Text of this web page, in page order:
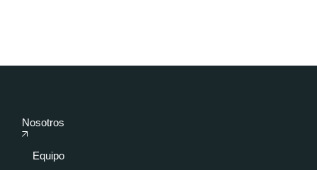
Nosotros
Equipo